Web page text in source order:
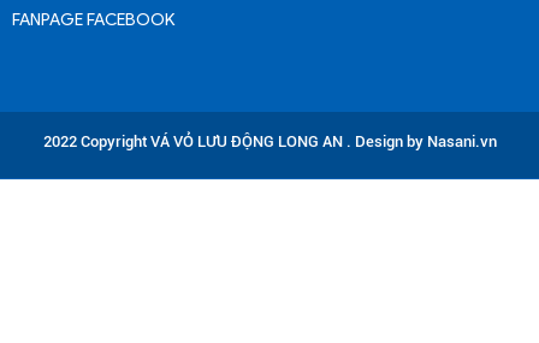
FANPAGE FACEBOOK
2022 Copyright VÁ VỎ LƯU ĐỘNG LONG AN . Design by Nasani.vn